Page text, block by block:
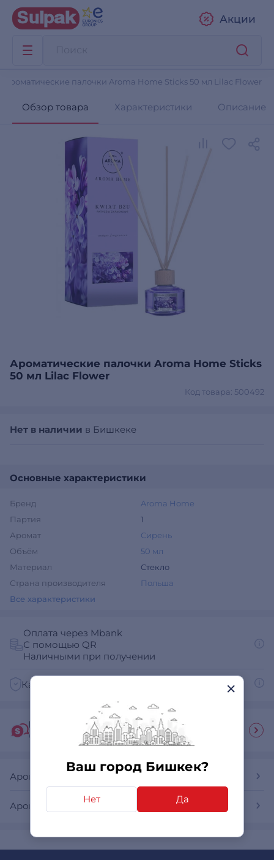
Ваш город Бишкек?
Нет Да
Акции
Ароматические палочки Aroma Home Sticks 50 мл Lilac Flower
Обзор товара Характеристики Описание
Ароматические палочки Aroma Home Sticks
50 мл Lilac Flower
Код товара: 500492
Нет в наличии в Бишкеке
Основные характеристики
Бренд
Aroma Home
Партия
1
Аромат
Сирень
Объём
50 мл
Материал
Стекло
Страна производителя
Польша
Все характеристики
Оплата через Mbank
С помощью QR
Наличными при получении
Как получить счет на оплату для юр. лиц?
Гид покупателя
Ответы на часто задаваемые вопросы
Ароматические диффузоры
Ароматические диффузоры Aroma Home